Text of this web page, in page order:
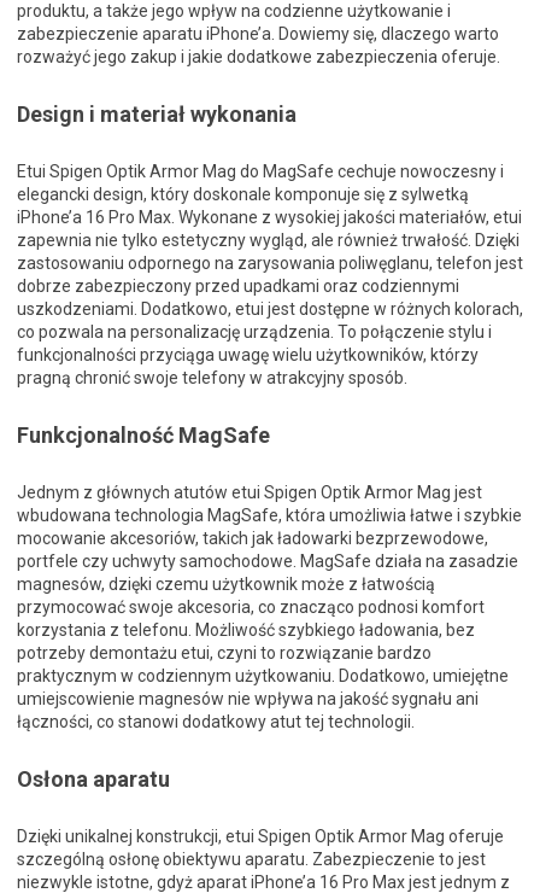
produktu, a także jego wpływ na codzienne użytkowanie i
zabezpieczenie aparatu iPhone’a. Dowiemy się, dlaczego warto
rozważyć jego zakup i jakie dodatkowe zabezpieczenia oferuje.
Design i materiał wykonania
Etui Spigen Optik Armor Mag do MagSafe cechuje nowoczesny i
elegancki design, który doskonale komponuje się z sylwetką
iPhone’a 16 Pro Max. Wykonane z wysokiej jakości materiałów, etui
zapewnia nie tylko estetyczny wygląd, ale również trwałość. Dzięki
zastosowaniu odpornego na zarysowania poliwęglanu, telefon jest
dobrze zabezpieczony przed upadkami oraz codziennymi
uszkodzeniami. Dodatkowo, etui jest dostępne w różnych kolorach,
co pozwala na personalizację urządzenia. To połączenie stylu i
funkcjonalności przyciąga uwagę wielu użytkowników, którzy
pragną chronić swoje telefony w atrakcyjny sposób.
Funkcjonalność MagSafe
Jednym z głównych atutów etui Spigen Optik Armor Mag jest
wbudowana technologia MagSafe, która umożliwia łatwe i szybkie
mocowanie akcesoriów, takich jak ładowarki bezprzewodowe,
portfele czy uchwyty samochodowe. MagSafe działa na zasadzie
magnesów, dzięki czemu użytkownik może z łatwością
przymocować swoje akcesoria, co znacząco podnosi komfort
korzystania z telefonu. Możliwość szybkiego ładowania, bez
potrzeby demontażu etui, czyni to rozwiązanie bardzo
praktycznym w codziennym użytkowaniu. Dodatkowo, umiejętne
umiejscowienie magnesów nie wpływa na jakość sygnału ani
łączności, co stanowi dodatkowy atut tej technologii.
Osłona aparatu
Dzięki unikalnej konstrukcji, etui Spigen Optik Armor Mag oferuje
szczególną osłonę obiektywu aparatu. Zabezpieczenie to jest
niezwykle istotne, gdyż aparat iPhone’a 16 Pro Max jest jednym z